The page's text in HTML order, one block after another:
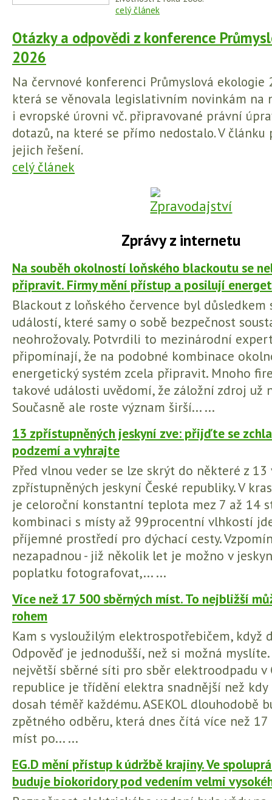
celý článek
Otázky a odpovědi z konference
2026
Na červnové konferenci Průmyslová ekologie
která se věnovala legislativním novinkám na
i evropské úrovni vč. připravované právní
dotazů, na které se přímo nedostalo. V článku
jejich řešení.
celý článek
Zprávy z internetu
Na souběh okolností loňského blackoutu se
připravit. Firmy mění přístup a posilují
Blackout z loňského července byl důsledkem
událostí, které samy o sobě bezpečnost
neohrožovaly. Potvrdili to mezinárodní
připomínají, že na podobné kombinace
energetický systém zcela připravit. Mnoho
takové události uvědomí, že záložní zdroj už
Současně ale roste význam širší... ...
13 zpřístupněných jeskyní zve: přijďte se
podzemí a vyhrajte
Před vlnou veder se lze skrýt do některé z 13
zpřístupněných jeskyní České republiky. V
je celoroční konstantní teplota mez 7 až 14
kombinaci s místy až 99procentní vlhkostí
příjemné prostředí pro dýchací cesty.
nezapadnou - již několik let je možno v
poplatku fotografovat,... ...
Více než 17 500 sběrných míst. To nejbližší
rohem
Kam s vysloužilým elektrospotřebičem, když
Odpověď je jednodušší, než si možná
největší sběrné síti pro sběr elektroodpadu v
republice je třídění elektra snadnější než kdy
dosah téměř každému. ASEKOL dlouhodobě
zpětného odběru, která dnes čítá více než
míst po... ...
EG.D mění přístup k údržbě krajiny. Ve
buduje biokoridory pod vedením velmi